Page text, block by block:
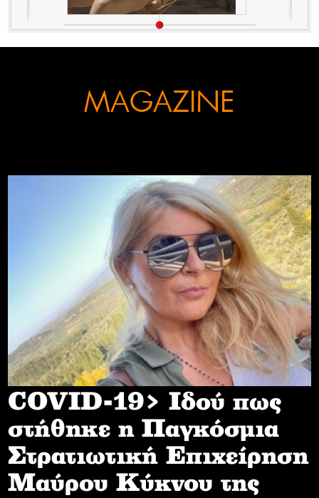
MAGAZINE
COVID-19> Iδού πως
στήθηκε η Παγκόσμια
Στρατιωτική Επιχείρηση
Mαύρου Κύκνου της